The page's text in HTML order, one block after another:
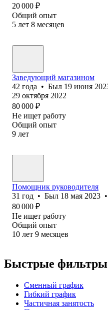
20 000 ₽
Общий опыт
5 лет 8 месяцев
Заведующий магазином
42 года • Был 19 июня
29 октября 2022
80 000 ₽
Не ищет работу
Общий опыт
9 лет
Помощник руководителя
31 год • Был 18 мая 2023 •
80 000 ₽
Не ищет работу
Общий опыт
10 лет 9 месяцев
Быстрые фильтры
Сменный график
Гибкий график
Частичная занятость